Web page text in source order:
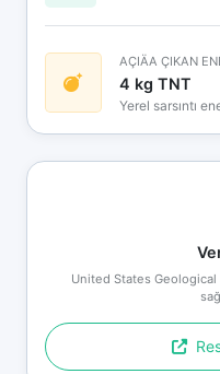
AÇIÄA ÇIKAN
4 kg TNT
Yerel sarsıntı
United States Geological